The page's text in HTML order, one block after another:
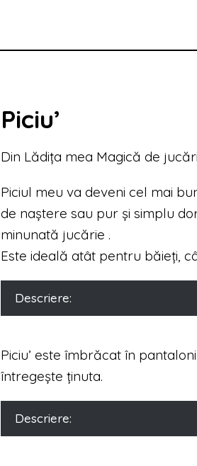
Piciu’
Din Lădița mea Magică de
Piciul meu va deveni cel mai
de naștere sau pur și simplu
minunată jucărie .
Este ideală atât pentru băieți,
Descriere:
Piciu’ este îmbrăcat în
întregește ținuta.
Descriere: